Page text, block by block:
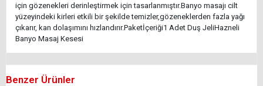
için gözenekleri derinleştirmek için tasarlanmıştır.Banyo masajı cilt
yüzeyindeki kirleri etkili bir şekilde temizler,gözeneklerden fazla yağı
çıkarır, kan dolaşımını hızlandırır.Paketİçeriği1 Adet Duş JeliHazneli
Banyo Masaj Kesesi
Benzer Ürünler